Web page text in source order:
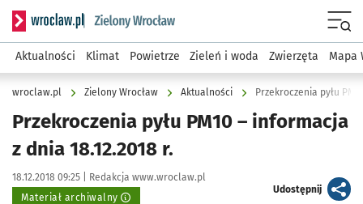
Serwis informacyjny wroclaw.pl podserwis: Środowisko we
Aktualności Klimat Powietrze Zieleń i woda Zwierzęta Mapa
wroclaw.pl Zielony Wrocław Aktualności Przekroczenia pyłu
Przekroczenia pyłu PM10 – informacja
z dnia 18.12.2018 r.
Data publikacji:
18.12.2018 09:25 | Autor:
Redakcja www.wroclaw.pl
Materiał archiwalny
Udostępnijartykuł